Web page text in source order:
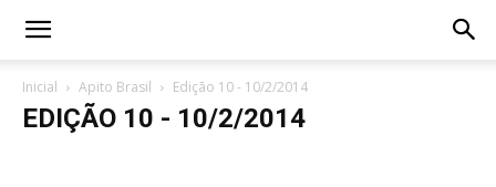
Inicial Apito Brasil Edição 10 - 10/2/2014
EDIÇÃO 10 - 10/2/2014